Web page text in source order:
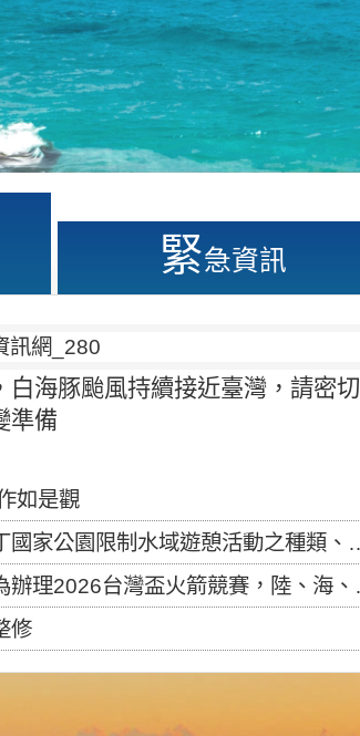
緊急資訊
海豚颱風持續接近臺灣，請密切
準備
如是觀
制水域遊憩活動之種類、範圍、時間及行為」，自即日生效。
盃火箭競賽，陸、海、空域警戒及協調相關事宜，因颱風備案事宜
修